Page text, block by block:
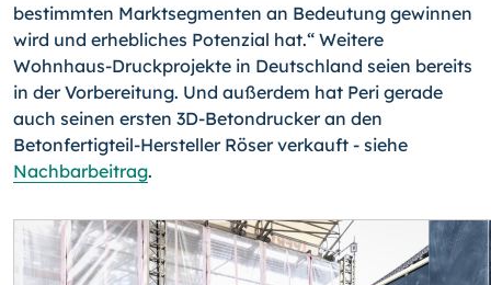
bestimmten Marktsegmenten an Bedeutung gewinnen
wird und erhebliches Potenzial hat.“ Weitere
Wohnhaus-Druckprojekte in Deutschland seien bereits
in der Vorbereitung. Und außerdem hat Peri gerade
auch seinen ersten 3D-Betondrucker an den
Betonfertigteil-Hersteller Röser verkauft - siehe
Nachbarbeitrag.